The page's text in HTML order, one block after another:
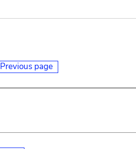
Previous page